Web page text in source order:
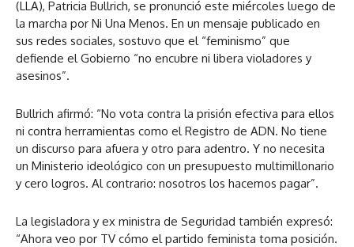
(LLA), Patricia Bullrich, se pronunció este miércoles luego de
la marcha por Ni Una Menos. En un mensaje publicado en
sus redes sociales, sostuvo que el “feminismo” que
defiende el Gobierno “no encubre ni libera violadores y
asesinos”.
Bullrich afirmó: “No vota contra la prisión efectiva para ellos
ni contra herramientas como el Registro de ADN. No tiene
un discurso para afuera y otro para adentro. Y no necesita
un Ministerio ideológico con un presupuesto multimillonario
y cero logros. Al contrario: nosotros los hacemos pagar”.
La legisladora y ex ministra de Seguridad también expresó:
“Ahora veo por TV cómo el partido feminista toma posición.